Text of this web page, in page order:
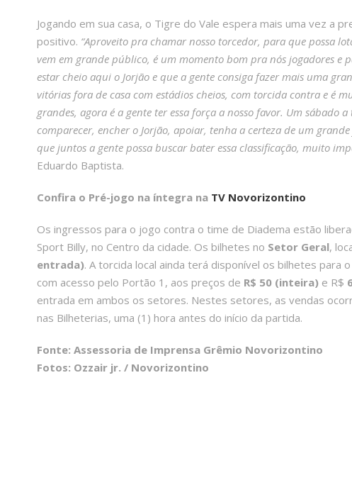
Jogando em sua casa, o Tigre do Vale espera mais uma vez a
positivo. “Aproveito pra chamar nosso torcedor, para que possa
vem em grande público, é um momento bom pra nós jogadores e
estar cheio aqui o Jorjão e que a gente consiga fazer mais uma
vitórias fora de casa com estádios cheios, com torcida contra e é
grandes, agora é a gente ter essa força a nosso favor. Um
comparecer, encher o Jorjão, apoiar, tenha a certeza de um
que juntos a gente possa buscar bater essa classificação, muito
Eduardo Baptista.
Confira o Pré-jogo na íntegra na TV Novorizontino
Os ingressos para o jogo contra o time de Diadema estão
Sport Billy, no Centro da cidade. Os bilhetes no Setor Geral,
entrada). A torcida local ainda terá disponível os bilhetes
com acesso pelo Portão 1, aos preços de R$ 50 (inteira) e R$
entrada em ambos os setores. Nestes setores, as vendas
nas Bilheterias, uma (1) hora antes do início da partida.
Fonte: Assessoria de Imprensa Grêmio Novorizontino
Fotos: Ozzair jr. / Novorizontino